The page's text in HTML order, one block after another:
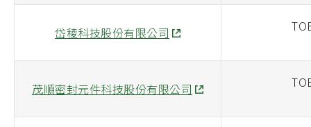
岱稜科技股份有限公司
茂順密封元件科技股份有限公司